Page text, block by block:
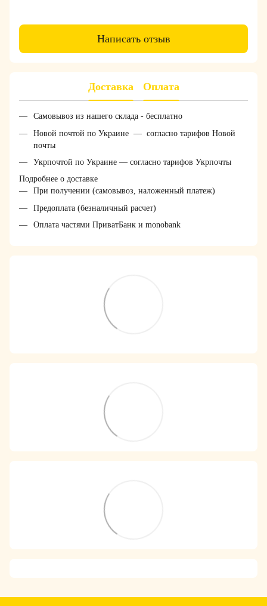
Написать отзыв
Доставка Оплата
Самовывоз из нашего склада - бесплатно
Новой почтой по Украине — согласно тарифов Новой
почты
Укрпочтой по Украине — согласно тарифов Укрпочты
Подробнее о доставке
При получении (самовывоз, наложенный платеж)
Предоплата (безналичный расчет)
Оплата частями ПриватБанк и monobank